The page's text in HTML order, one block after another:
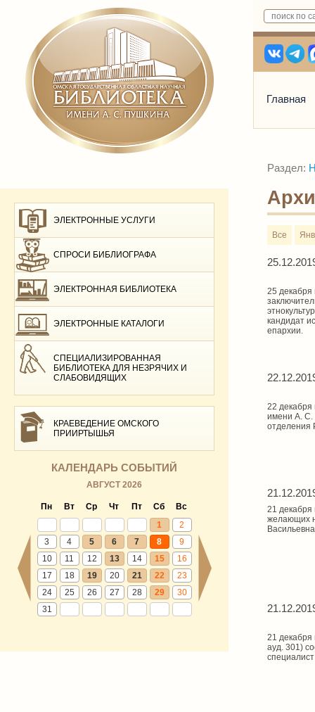
Главная
ЭЛЕКТРОННЫЕ УСЛУГИ
СПРОСИ БИБЛИОГРАФА
ЭЛЕКТРОННАЯ БИБЛИОТЕКА
ЭЛЕКТРОННЫЕ КАТАЛОГИ
СПЕЦИАЛИЗИРОВАННАЯ
БИБЛИОТЕКА ДЛЯ НЕЗРЯЧИХ И
СЛАБОВИДЯЩИХ
КРАЕВЕДЕНИЕ ОМСКОГО
ПРИИРТЫШЬЯ
КАЛЕНДАРЬ СОБЫТИЙ
АВГУСТ 2026
Пн Вт Ср Чт Пт Сб
Вс
1
2
3
4 5 6 7 8
9
10
11 12 13 14 15
16
17
18 19 20 21 22
23
24
25 26 27 28 29
30
31
Раздел:
Все
25 декабря
кандидат
епархии.
22 декабря
имени А. С.
отделения
21 декабря
желающих
21 декабря
ауд. 301)